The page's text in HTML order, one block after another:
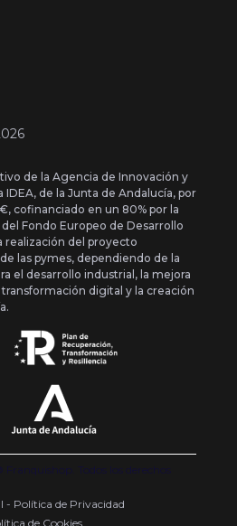
de la Agencia de Innovación y
de la Junta de Andalucía, por
cofinanciado en un 80% por la
Fondo Europeo de Desarrollo
realización del proyecto
las pymes, dependiendo de la
el desarrollo industrial, la mejora
digital y la creación
Todos los derechos
- Política de Privacidad
de Cookies